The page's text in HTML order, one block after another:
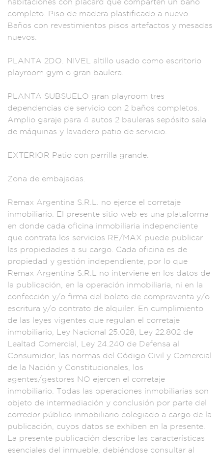
habitaciones con placard que comparten un baño
completo. Piso de madera plastificado a nuevo.
Baños con revestimientos pisos artefactos y mesadas
nuevos.
PLANTA 2DO. NIVEL a ltillo usado como escritorio
playroom gym o gran baul era.
PLANTA SUBSUELO gran playroom tres
dependencias de servicio con 2 baños completos.
Amplio garaje para 4 autos 2 bauleras sepósito sala
de máquinas y lavadero patio de servicio.
EXTERIOR Patio con parrilla grande.
Zona de embajadas.
Remax Argentina S .R.L. no ejerce el corretaje
inmobiliario. El presente sitio web es una plataforma
en donde cada oficina inmobiliaria independiente
que contrata los servicios RE/MAX puede publicar
las propiedades a su cargo. Cada oficina es de
propiedad y gestión independiente, por lo que
Remax Argentina S.R.L no interviene en los datos de
la publicación, en la operación inmobiliaria , ni en la
confección y/o firma del boleto de compraventa y/o
escritura y/o contrato de alquiler. En cumplimiento
de las leyes vigentes que regulan el corretaje
inmobiliario, Ley Nacional 25.028, Ley 22.802 de
Lealtad Comercial, Ley 24.240 de Defensa al
Consumidor, las normas del Código Civil y Comercial
de la Nación y Constituciona les, los
agentes/gestores NO ejercen el corretaje
inmobil iario. Todas las operaciones inmobiliarias son
objeto de intermediación y conclusión por parte del
corredor público inmobiliario col egiado a cargo de la
publicación, cuyos datos se exhiben en la presente.
La presente publicación describe las características
esenciales del inmueble, debiéndose consultar al